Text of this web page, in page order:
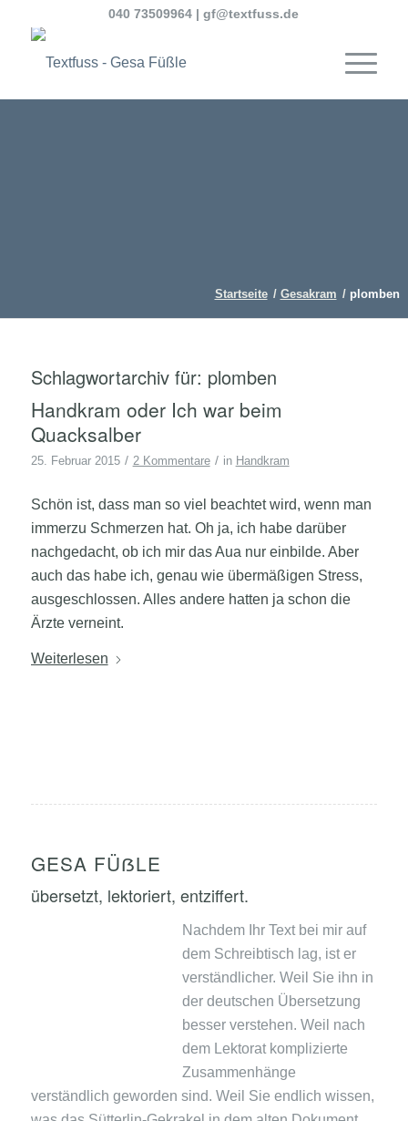
040 73509964 |gf@textfuss.de
Startseite / Gesakram / plomben
Schlagwortarchiv für: plomben
Handkram oder Ich war beim
Quacksalber
25. Februar 2015 / 2 Kommentare / in Handkram
Schön ist, dass man so viel beachtet wird, wenn man
immerzu Schmerzen hat. Oh ja, ich habe darüber
nachgedacht, ob ich mir das Aua nur einbilde. Aber
auch das habe ich, genau wie übermäßigen Stress,
ausgeschlossen. Alles andere hatten ja schon die
Ärzte verneint.
Weiterlesen
GESA FÜẞLE
übersetzt, lektoriert, entziffert.
Nachdem Ihr Text bei mir auf
dem Schreibtisch lag, ist er
verständlicher. Weil Sie ihn in
der deutschen Übersetzung
besser verstehen. Weil nach
dem Lektorat komplizierte
Zusammenhänge
verständlich geworden sind. Weil Sie endlich wissen,